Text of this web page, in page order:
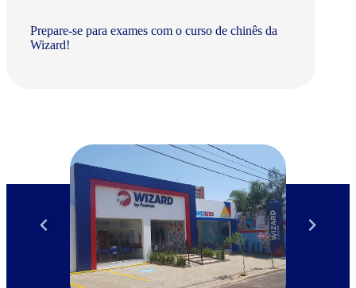
Prepare-se para exames com o curso de chinês da
Wizard!